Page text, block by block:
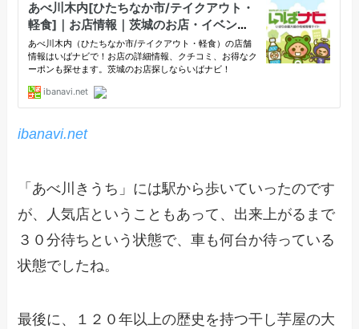
ibanavi.net
「あべ川きうち」には駅から歩いていったのです
が、人気店ということもあって、出来上がるまで
３０分待ちという状態で、車も何台か待っている
状態でしたね。
最後に、１２０年以上の歴史を持つ干し芋屋の大